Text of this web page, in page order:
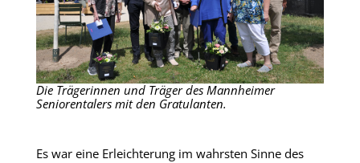
Die Trägerinnen und Träger des Mannheimer
Seniorentalers mit den Gratulanten.
Es war eine Erleichterung im wahrsten Sinne des